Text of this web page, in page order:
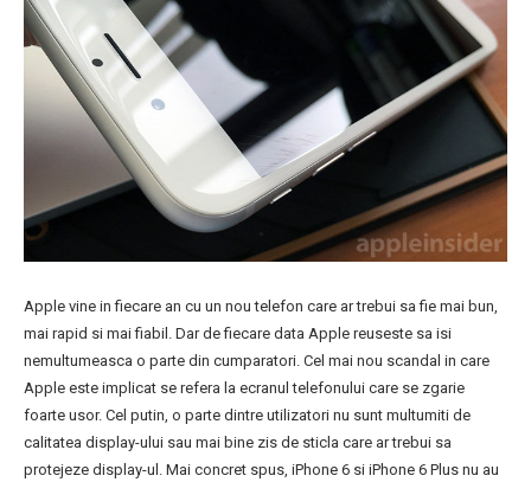
Apple vine in fiecare an cu un nou telefon care ar trebui sa fie mai bun,
mai rapid si mai fiabil. Dar de fiecare data Apple reuseste sa isi
nemultumeasca o parte din cumparatori. Cel mai nou scandal in care
Apple este implicat se refera la ecranul telefonului care se zgarie
foarte usor. Cel putin, o parte dintre utilizatori nu sunt multumiti de
calitatea display-ului sau mai bine zis de sticla care ar trebui sa
protejeze display-ul. Mai concret spus, iPhone 6 si iPhone 6 Plus nu au